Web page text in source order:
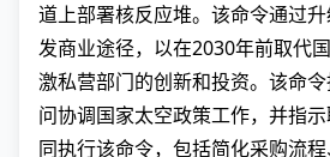
道上部署核反应堆。该命令通过
发商业途径，以在2030年前取代
激私营部门的创新和投资。该命
问协调国家太空政策工作，并指
同执行该命令，包括简化采购流